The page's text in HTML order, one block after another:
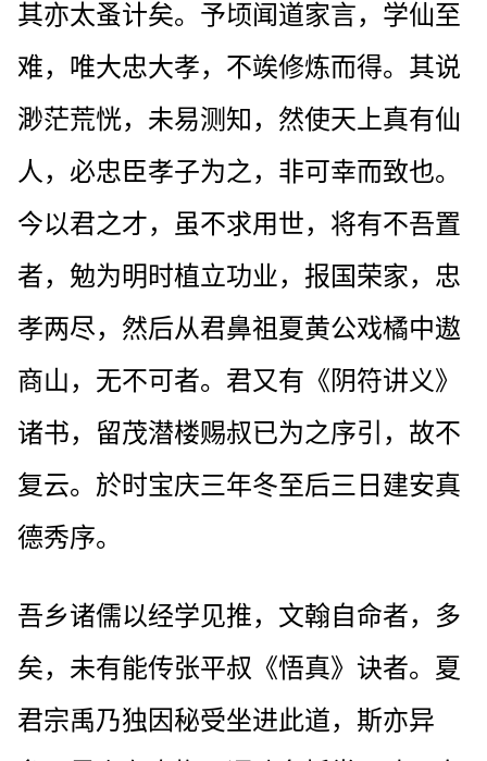
其亦太蚤计矣。予顷闻道家言，学仙至
难，唯大忠大孝，不竢修炼而得。其说
渺茫荒恍，未易测知，然使天上真有仙
人，必忠臣孝子为之，非可幸而致也。
今以君之才，虽不求用世，将有不吾置
者，勉为明时植立功业，报国荣家，忠
孝两尽，然后从君鼻祖夏黄公戏橘中遨
商山，无不可者。君又有《阴符讲义》
诸书，留茂潜楼赐叔已为之序引，故不
复云。於时宝庆三年冬至后三日建安真
德秀序。
吾乡诸儒以经学见推，文翰自命者，多
矣，未有能传张平叔《悟真》诀者。夏
君宗禹乃独因秘受坐进此道，斯亦异